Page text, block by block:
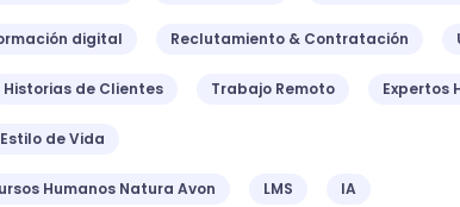
digital Reclutamiento & Contratación
Historias de Clientes Trabajo Remoto Expertos
Estilo de Vida
Humanos Natura Avon LMS IA